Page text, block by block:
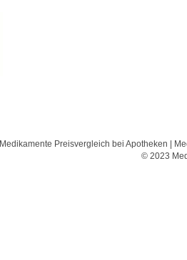
Medikamente Preisvergleich bei Apotheken |
© 2023